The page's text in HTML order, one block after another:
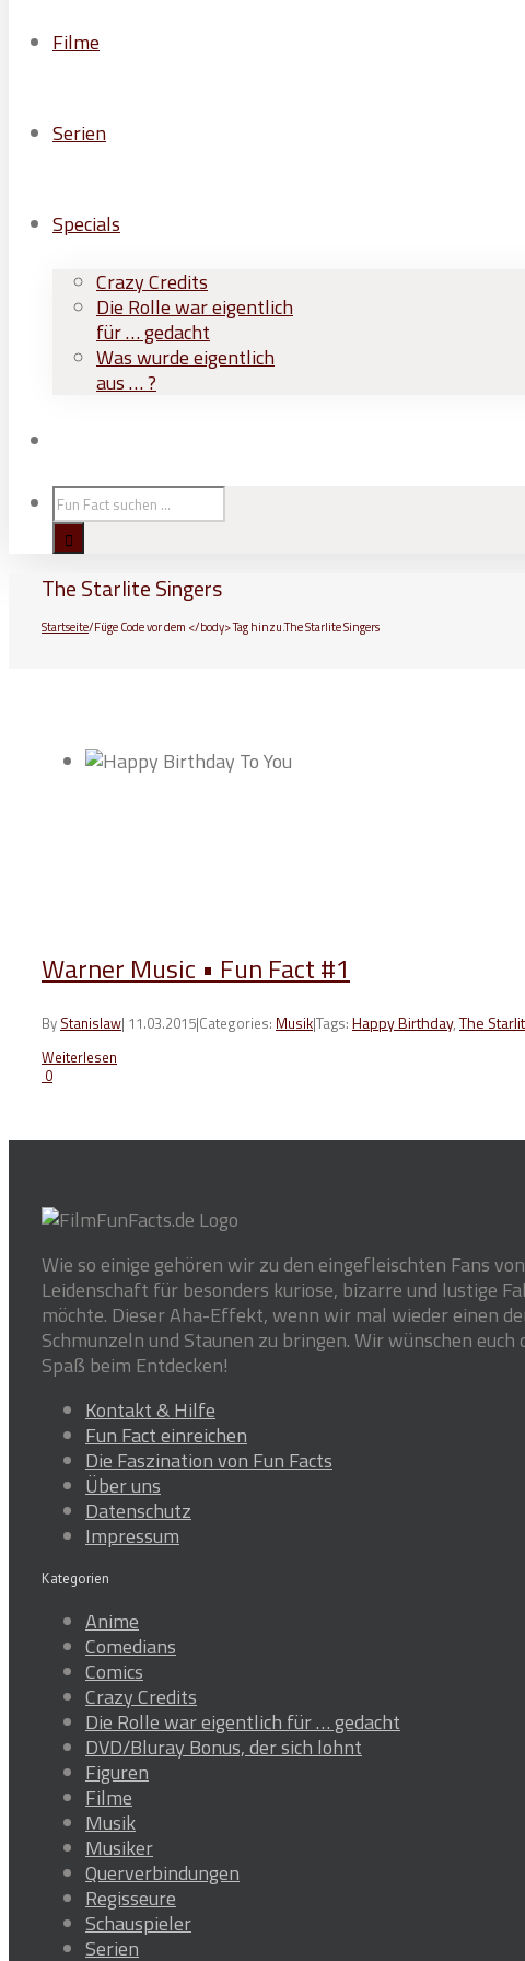
Filme
Serien
Specials
Crazy Credits
Die Rolle war eigentlich
für … gedacht
Was wurde eigentlich
aus … ?
The Starlite Singers
Startseite/Füge Code vor dem </body> Tag hinzu.The Starlite Singers
Warner Music • Fun Fact #1
By Stanislaw| 11.03.2015|Categories: Musik|Tags:Happy Birthday,The
Weiterlesen
0
Wie so einige gehören wir zu den eingefleischten Fans
Leidenschaft für besonders kuriose, bizarre und lustige
möchte. Dieser Aha-Effekt, wenn wir mal wieder einen
Schmunzeln und Staunen zu bringen. Wir wünschen
Spaß beim Entdecken!
Kontakt & Hilfe
Fun Fact einreichen
Die Faszination von Fun Facts
Über uns
Datenschutz
Impressum
Kategorien
Anime
Comedians
Comics
Crazy Credits
Die Rolle war eigentlich für … gedacht
DVD/Bluray Bonus, der sich lohnt
Figuren
Filme
Musik
Musiker
Querverbindungen
Regisseure
Schauspieler
Serien